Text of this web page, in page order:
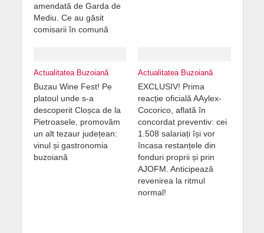
amendată de Garda de
Mediu. Ce au găsit
comisarii în comună
Actualitatea Buzoiană
Buzau Wine Fest! Pe
platoul unde s-a
descoperit Cloșca de la
Pietroasele, promovăm
un alt tezaur județean:
vinul și gastronomia
buzoiană
Actualitatea Buzoiană
EXCLUSIV! Prima
reacție oficială AAylex-
Cocorico, aflată în
concordat preventiv: cei
1.508 salariați își vor
încasa restanțele din
fonduri proprii și prin
AJOFM. Anticipează
revenirea la ritmul
normal!